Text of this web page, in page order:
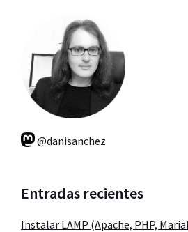
@danisanchez
Entradas recientes
Instalar LAMP (Apache, PHP,